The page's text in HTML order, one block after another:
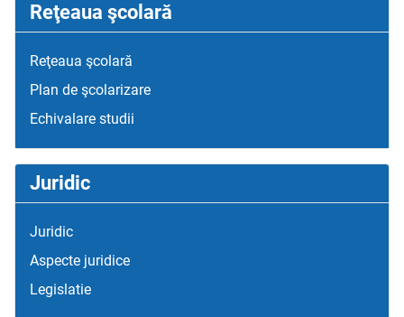
Reţeaua şcolară
Reţeaua şcolară
Plan de şcolarizare
Echivalare studii
Juridic
Juridic
Aspecte juridice
Legislatie